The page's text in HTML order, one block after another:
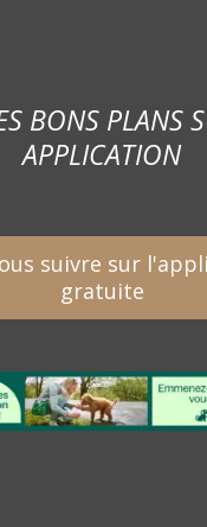
BONS PLANS
APPLICATION
suivre sur
gratuite